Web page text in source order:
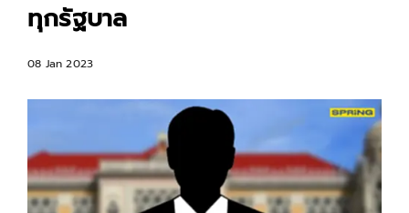
ทุกรัฐบาล
08 Jan 2023